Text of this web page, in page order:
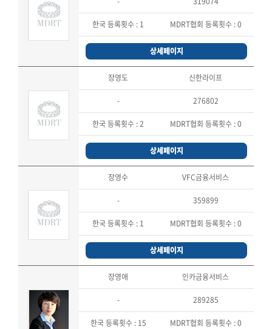
한국 등록횟수 : 1 MDRT협회 등록횟수 :0
상세페이지
장영도 신한라이프
- 276802
한국 등록횟수 :2 MDRT협회 등록횟수 :0
상세페이지
장영수 VFC금융서비스
- 359899
한국 등록횟수 : 1 MDRT협회 등록횟수 :0
상세페이지
장영애 인카금융서비스
- 289285
한국 등록횟수 :15 MDRT협회 등록횟수 :0